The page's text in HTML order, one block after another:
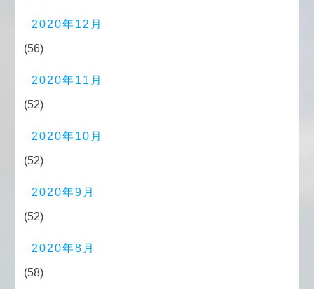
2020年12月
(56)
2020年11月
(52)
2020年10月
(52)
2020年9月
(52)
2020年8月
(58)